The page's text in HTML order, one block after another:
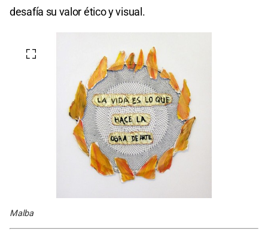
desafía su valor ético y visual.
Malba